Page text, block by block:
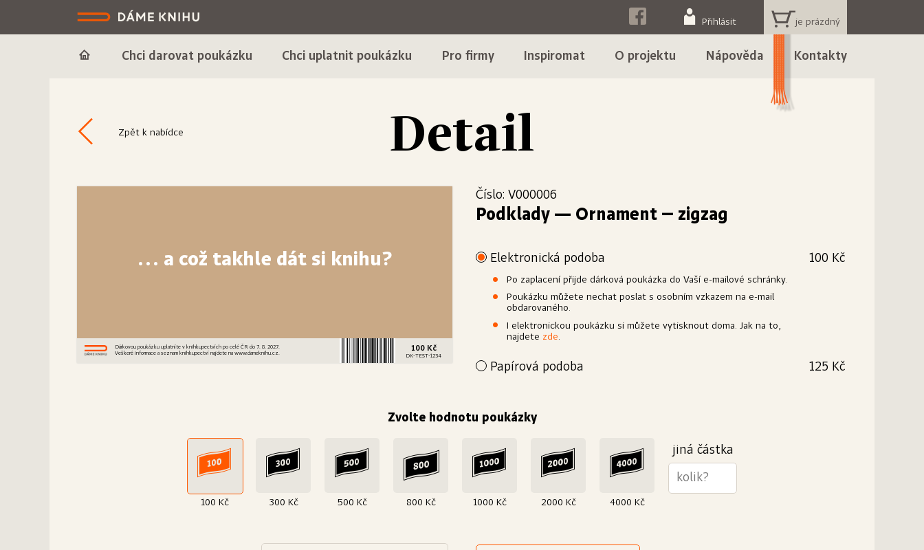
Přihlásit
Chci darovat poukázku Chci uplatnit poukázku Pro firmy Inspiromat O projektu Nápověda Kontakty
KOŠÍK
Zpět k nabídce Detail
Číslo: V000006
Podklady — Ornament – zigzag
... a což takhle dát si knihu?
Dárkovou poukázku uplatníte v knihkupectvích po celé ČR do 7. 8. 2027.
Veškeré informace a seznam knihkupectví najdete na www.dameknihu.cz.
100 Kč
DK-TEST-1234
Elektronická podoba 100 Kč
Po zaplacení přijde dárková poukázka do Vaší e-mailové schránky.
Poukázku můžete nechat poslat s osobním vzkazem na e-mail
obdarovaného.
I elektronickou poukázku si můžete vytisknout doma. Jak na to,
najdete zde
Papírová podoba 125 Kč
obdarovanému.
Zvolte hodnotu poukázky
100 Kč 300 Kč 500 Kč 800 Kč 1000 Kč 2000 Kč 4000 Kč
jiná částka